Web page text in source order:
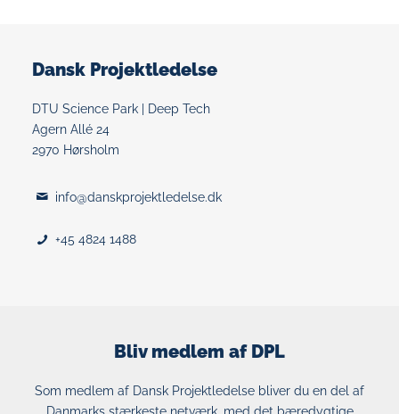
Dansk Projektledelse
DTU Science Park | Deep Tech
Agern Allé 24
2970 Hørsholm
info@danskprojektledelse.dk
+45 4824 1488
Bliv medlem af DPL
Som medlem af Dansk Projektledelse bliver du en del af